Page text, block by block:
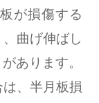
が損傷する
曲げ伸ばし
あります。
、半月板損